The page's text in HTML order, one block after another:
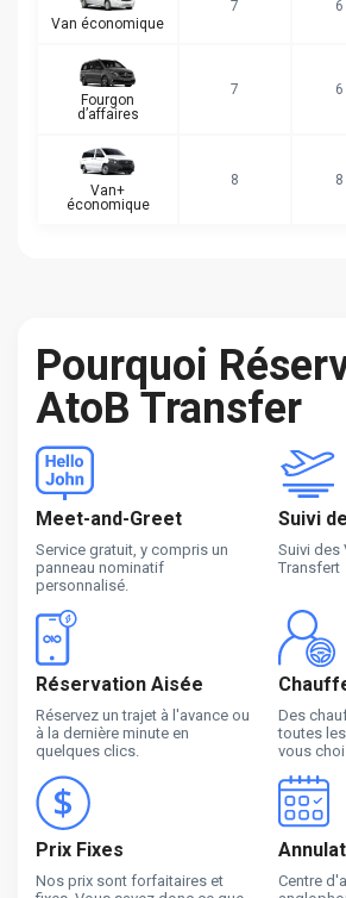
Van économique
7 6
Fourgon
d’affaires
7 6
Van+
économique
8 8
Pourquoi
AtoB Transfer
Meet-and-Greet
Service gratuit, y compris un
panneau nominatif
personnalisé.
Suivi
Suivi des
Transfert
Réservation Aisée
Réservez un trajet à l'avance ou
à la dernière minute en
quelques clics.
Des
toutes
vous
Prix Fixes
Nos prix sont forfaitaires et
Centre